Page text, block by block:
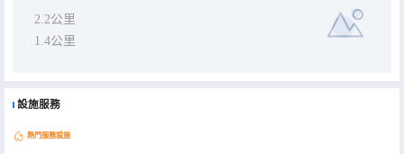
2.2公里
1.4公里
設施服務
熱門服務設施